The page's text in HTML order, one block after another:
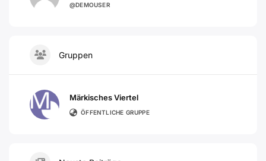
@DEMOUSER
Gruppen
Märkisches Viertel
ÖFFENTLICHE GRUPPE